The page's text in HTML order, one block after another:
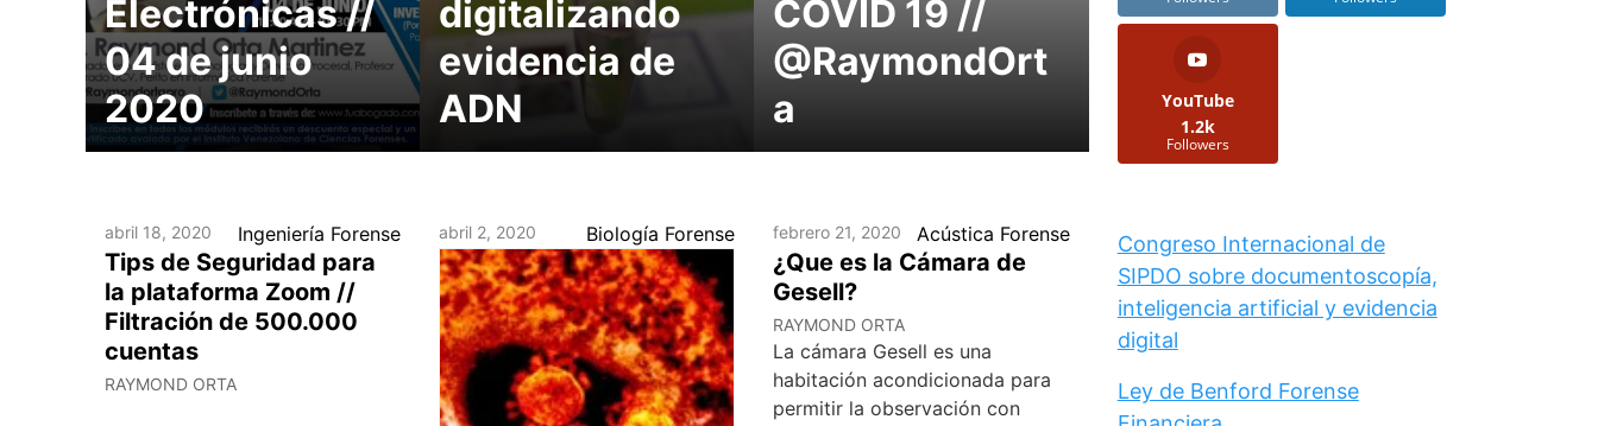
Electrónicas //
04 de junio
2020
digitalizando
evidencia de
ADN
COVID 19 //
@RaymondOrt
a
abril 18, 2020 Ingeniería Forense
Tips de Seguridad para
la plataforma Zoom //
Filtración de 500.000
cuentas
RAYMOND ORTA
abril 2, 2020 Biología Forense febrero 21, 2020 Acústica Forense
¿Que es la Cámara de
Gesell?
RAYMOND ORTA
La cámara Gesell es una
habitación acondicionada para
permitir la observación con
YouTube
1.2k
Followers
Congreso Internacional de
SIPDO sobre documentoscopía,
inteligencia artificial y evidencia
digital
Ley de Benford Forense